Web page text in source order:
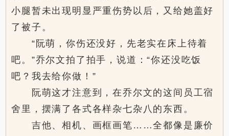
小腿暂未出现明显严重伤势以后，又给她盖好
了被子。
“阮萌，你伤还没好，先老实在床上待着
吧。”乔尔文拍了拍手，说道：“你还没吃饭
吧？我去给你做！”
阮萌这才注意到，在乔尔文的这间员工宿
舍里，摆满了各式各样杂七杂八的东西。
吉他、相机、画框画笔……全都像是廉价